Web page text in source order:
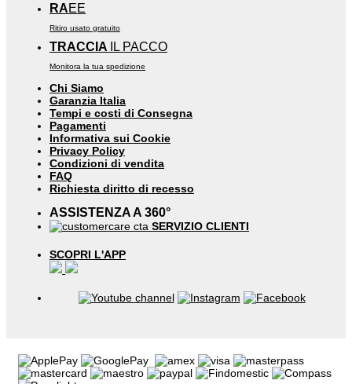
RAEE
Ritiro usato gratuito
TRACCIA IL PACCO
Monitora la tua spedizione
Chi Siamo
Garanzia Italia
Tempi e costi di Consegna
Pagamenti
Informativa sui Cookie
Privacy Policy
Condizioni di vendita
FAQ
Richiesta diritto di recesso
ASSISTENZA A 360°
SERVIZIO CLIENTI
SCOPRI L'APP